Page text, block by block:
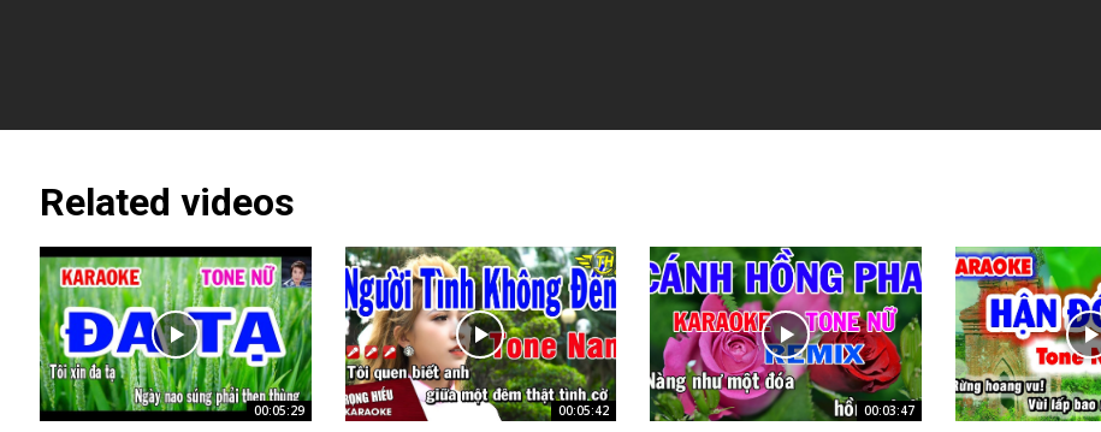
Related videos
00:05:29 00:05:42 00:03:47